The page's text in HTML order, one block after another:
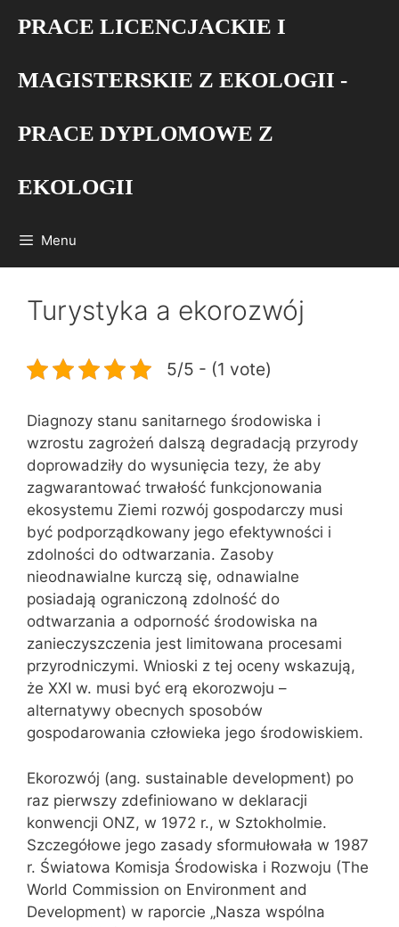
PRACE LICENCJACKIE I
MAGISTERSKIE Z EKOLOGII -
PRACE DYPLOMOWE Z
EKOLOGII
Menu
Turystyka a ekorozwój
5/5 - (1 vote)
Diagnozy stanu sanitarnego środowiska i
wzrostu zagrożeń dalszą degradacją przyrody
doprowadziły do wysunięcia tezy, że aby
zagwarantować trwałość funkcjonowania
ekosystemu Ziemi rozwój gospodarczy musi
być podporządkowany jego efektywności i
zdolności do odtwarzania. Zasoby
nieodnawialne kurczą się, odnawialne
posiadają ograniczoną zdolność do
odtwarzania a odporność środowiska na
zanieczyszczenia jest limitowana procesami
przyrodniczymi. Wnioski z tej oceny wskazują,
że XXI w. musi być erą ekorozwoju –
alternatywy obecnych sposobów
gospodarowania człowieka jego środowiskiem.
Ekorozwój (ang. sustainable development) po
raz pierwszy zdefiniowano w deklaracji
konwencji ONZ, w 1972 r., w Sztokholmie.
Szczegółowe jego zasady sformułowała w 1987
r. Światowa Komisja Środowiska i Rozwoju (The
World Commission on Environment and
Development) w raporcie „Nasza wspólna